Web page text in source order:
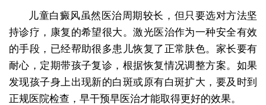
儿童白癜风虽然医治周期较长，但只要选对方法坚
持诊疗，康复的希望很大。激光医治作为一种安全有效
的手段，已经帮助很多患儿恢复了正常肤色。家长要有
耐心，定期带孩子复诊，根据恢复情况调整方案。如果
发现孩子身上出现新的白斑或原有白斑扩大，要及时到
正规医院检查，早干预早医治才能取得更好的效果。